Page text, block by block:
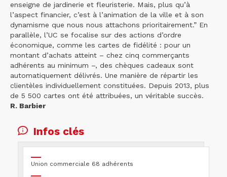
enseigne de jardinerie et fleuristerie. Mais, plus qu’à
l’aspect financier, c’est à l’animation de la ville et à son
dynamisme que nous nous attachons prioritairement.” En
parallèle, l’UC se focalise sur des actions d’ordre
économique, comme les cartes de fidélité : pour un
montant d’achats atteint – chez cinq commerçants
adhérents au minimum –, des chèques cadeaux sont
automatiquement délivrés. Une manière de répartir les
clientèles individuellement constituées. Depuis 2013, plus
de 5 500 cartes ont été attribuées, un véritable succès.
R. Barbier
Infos clés
Union commerciale 68 adhérents